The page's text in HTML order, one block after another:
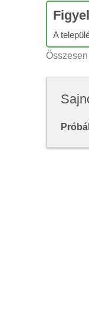
A
Összesen